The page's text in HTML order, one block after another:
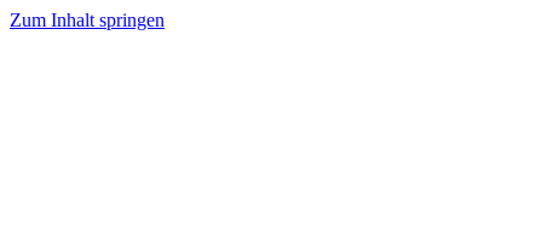
Zum Inhalt springen